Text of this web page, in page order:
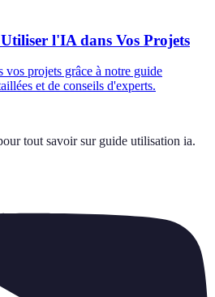
l'IA dans Vos Projets
projets grâce à notre guide
et de conseils d'experts.
tout savoir sur guide utilisation ia.